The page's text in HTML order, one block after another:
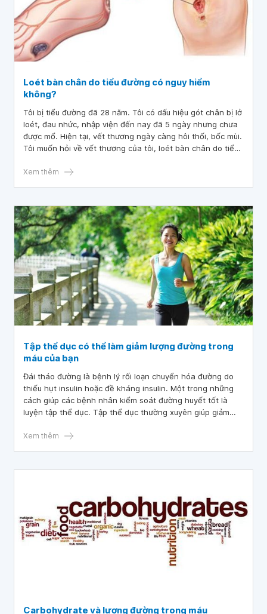
Loét bàn chân do tiểu đường có nguy hiểm
không?
Tôi bị tiểu đường đã 28 năm. Tôi có dấu hiệu gót chân bị lở
loét, đau nhức, nhập viện đến nay đã 5 ngày nhưng chưa
được mổ. Hiện tại, vết thương ngày càng hôi thối, bốc mùi.
Tôi muốn hỏi về vết thương của tôi, loét bàn chân do tiểu
mổ và điều trị?
Xem thêm
Tập thể dục có thể làm giảm lượng đường trong
máu của bạn
Đái tháo đường là bệnh lý rối loạn chuyển hóa đường do
thiếu hụt insulin hoặc đề kháng insulin. Một trong những
cách giúp các bệnh nhân kiểm soát đường huyết tốt là
luyện tập thể dục. Tập thể dục thường xuyên giúp giảm
giảm được những biến chứng tăng đường huyết cho bệnh
Xem thêm
Carbohydrate và lượng đường trong máu